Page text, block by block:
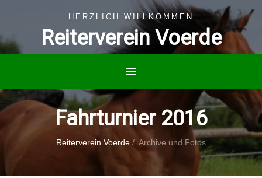
HERZLICH WILLKOMMEN
Reiterverein Voerde
Fahrturnier 2016
Reiterverein Voerde / Archive und Fotos